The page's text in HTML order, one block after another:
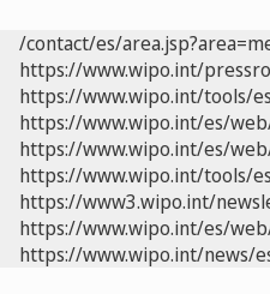
/contact/es/
https://www.wipo.int/
https://www.wipo.int/tools/
https://www.wipo.int/es/
https://www.wipo.int/es/
https://www.wipo.int/tools/
https://www3.wipo.int/
https://www.wipo.int/es/
https://www.wipo.int/news/